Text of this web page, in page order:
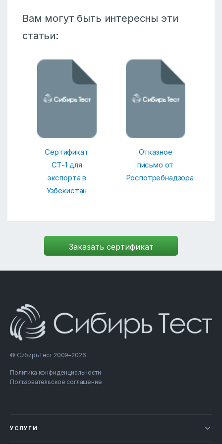
Вам могут быть интересны эти
статьи:
Сертификат
СТ-1 для
экспорта в
Узбекистан
Отказное
письмо от
Роспотребнадзора
© СибирьТест 2009–2026
Политика конфиденциальности
Пользовательское соглашение
УСЛУГИ